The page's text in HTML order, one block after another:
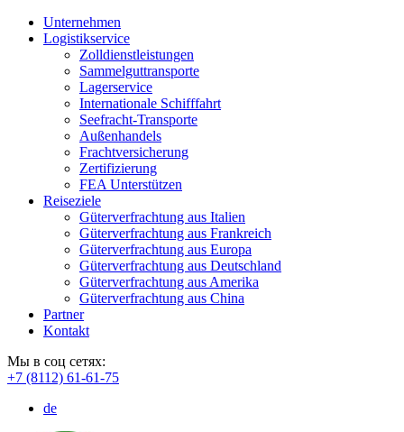
Unternehmen
Logistikservice
Zolldienstleistungen
Sammelguttransporte
Lagerservice
Internationale Schifffahrt
Seefracht-Transporte
Außenhandels
Frachtversicherung
Zertifizierung
FEA Unterstützen
Reiseziele
Güterverfrachtung aus Italien
Güterverfrachtung aus Frankreich
Güterverfrachtung aus Europa
Güterverfrachtung aus Deutschland
Güterverfrachtung aus Amerika
Güterverfrachtung aus China
Partner
Kontakt
Мы в соц сетях:
+7 (8112) 61-61-75
de